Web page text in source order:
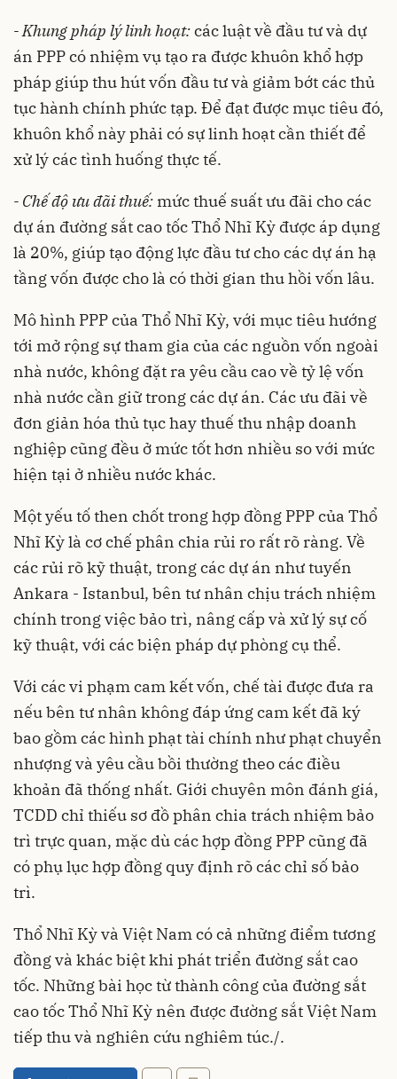
- Khung pháp lý linh hoạt:các luật về đầu tư và dự
án PPP có nhiệm vụ tạo ra được khuôn khổ hợp
pháp giúp thu hút vốn đầu tư và giảm bớt các thủ
tục hành chính phức tạp. Để đạt được mục tiêu đó,
khuôn khổ này phải có sự linh hoạt cần thiết để
xử lý các tình huống thực tế.
- Chế độ ưu đãi thuế: mức thuế suất ưu đãi cho các
dự án đường sắt cao tốc Thổ Nhĩ Kỳ được áp dụng
là 20%, giúp tạo động lực đầu tư cho các dự án hạ
tầng vốn được cho là có thời gian thu hồi vốn lâu.
Mô hình PPP của Thổ Nhĩ Kỳ, với mục tiêu hướng
tới mở rộng sự tham gia của các nguồn vốn ngoài
nhà nước, không đặt ra yêu cầu cao về tỷ lệ vốn
nhà nước cần giữ trong các dự án. Các ưu đãi về
đơn giản hóa thủ tục hay thuế thu nhập doanh
nghiệp cũng đều ở mức tốt hơn nhiều so với mức
hiện tại ở nhiều nước khác.
Một yếu tố then chốt trong hợp đồng PPP của Thổ
Nhĩ Kỳ là cơ chế phân chia rủi ro rất rõ ràng. Về
các rủi rõ kỹ thuật, trong các dự án như tuyến
Ankara - Istanbul, bên tư nhân chịu trách nhiệm
chính trong việc bảo trì, nâng cấp và xử lý sự cố
kỹ thuật, với các biện pháp dự phòng cụ thể.
Với các vi phạm cam kết vốn, chế tài được đưa ra
nếu bên tư nhân không đáp ứng cam kết đã ký
bao gồm các hình phạt tài chính như phạt chuyển
nhượng và yêu cầu bồi thường theo các điều
khoản đã thống nhất. Giới chuyên môn đánh giá,
TCDD chỉ thiếu sơ đồ phân chia trách nhiệm bảo
trì trực quan, mặc dù các hợp đồng PPP cũng đã
có phụ lục hợp đồng quy định rõ các chỉ số bảo
trì.
Thổ Nhĩ Kỳ và Việt Nam có cả những điểm tương
đồng và khác biệt khi phát triển đường sắt cao
tốc. Những bài học từ thành công của đường sắt
cao tốc Thổ Nhĩ Kỳ nên được đường sắt Việt Nam
tiếp thu và nghiên cứu nghiêm túc./.